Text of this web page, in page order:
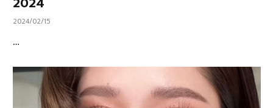
2024/02/15
…